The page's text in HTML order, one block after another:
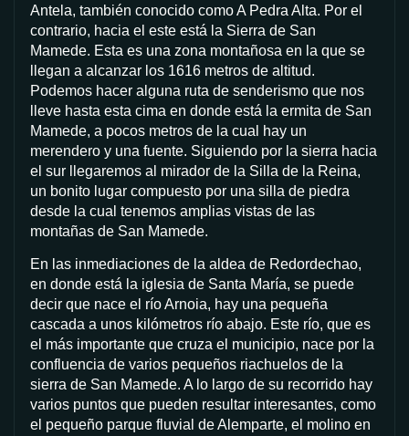
Antela, también conocido como A Pedra Alta. Por el
contrario, hacia el este está la Sierra de San
Mamede. Esta es una zona montañosa en la que se
llegan a alcanzar los 1616 metros de altitud.
Podemos hacer alguna ruta de senderismo que nos
lleve hasta esta cima en donde está la ermita de San
Mamede, a pocos metros de la cual hay un
merendero y una fuente. Siguiendo por la sierra hacia
el sur llegaremos al mirador de la Silla de la Reina,
un bonito lugar compuesto por una silla de piedra
desde la cual tenemos amplias vistas de las
montañas de San Mamede.
En las inmediaciones de la aldea de Redordechao,
en donde está la iglesia de Santa María, se puede
decir que nace el río Arnoia, hay una pequeña
cascada a unos kilómetros río abajo. Este río, que es
el más importante que cruza el municipio, nace por la
confluencia de varios pequeños riachuelos de la
sierra de San Mamede. A lo largo de su recorrido hay
varios puntos que pueden resultar interesantes, como
el pequeño parque fluvial de Alemparte, el molino en